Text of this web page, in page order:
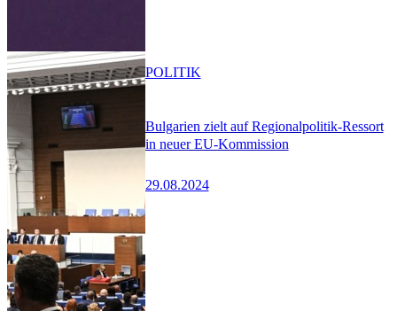
Bulgarien zielt auf Regionalpolitik-Ressort
in neuer EU-Kommission
29.08.2024
POLITIK